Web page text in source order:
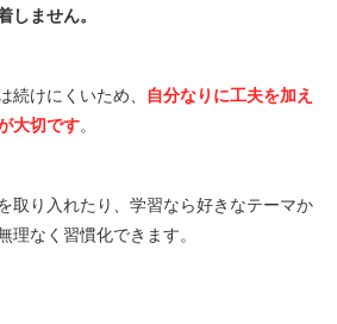
しません。
続けにくいため、
自分なりに工夫を加え
大切です。
取り入れたり、学習なら好きなテーマか
理なく習慣化できます。